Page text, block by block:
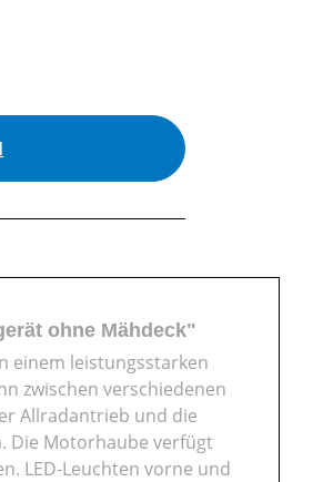
ohne Mähdeck"
einem leistungsstarken
zwischen verschiedenen
Allradantrieb und die
Die Motorhaube verfügt
LED-Leuchten vorne und